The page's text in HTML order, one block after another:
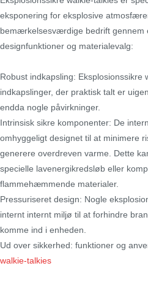
eksponering for eksplosive
bemærkelsesværdige bedrift gennem
designfunktioner og materialevalg:
Robust indkapsling: Eksplosionssikre
indkapslinger, der praktisk talt er
endda nogle påvirkninger.
Intrinsisk sikre komponenter: De
omhyggeligt designet til at minimere
generere overdreven varme. Dette
specielle lavenergikredsløb eller
flammehæmmende materialer.
Pressuriseret design: Nogle
internt internt miljø til at forhindre
komme ind i enheden.
Ud over sikkerhed: funktioner og
walkie-talkies